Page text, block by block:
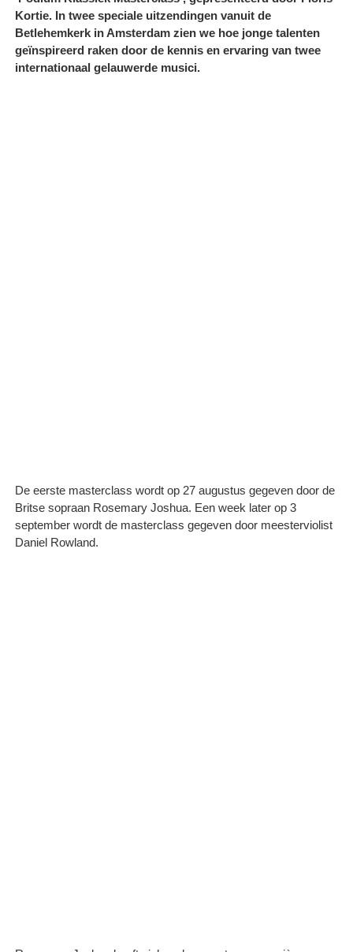
Kortie. In twee speciale uitzendingen vanuit de
Betlehemkerk in Amsterdam zien we hoe jonge talenten
geïnspireerd raken door de kennis en ervaring van twee
internationaal gelauwerde musici.
De eerste masterclass wordt op 27 augustus gegeven door de
Britse sopraan Rosemary Joshua. Een week later op 3
september wordt de masterclass gegeven door meesterviolist
Daniel Rowland.